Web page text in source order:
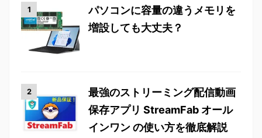
パソコンに容量の違うメモリを
増設しても大丈夫？
最強のストリーミング配信動画
保存アプリ StreamFab オール
インワン の使い方を徹底解説